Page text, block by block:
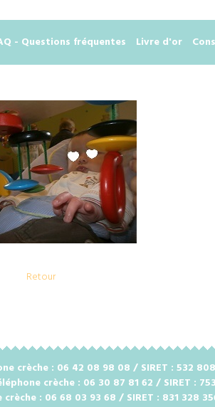
- Questions fréquentes Livre d'or
Retour
crèche : 06 42 08 98 08 / SIRET : 532
crèche : 06 30 87 81 62 / SIRET :
: 06 68 03 93 68 / SIRET : 831 328